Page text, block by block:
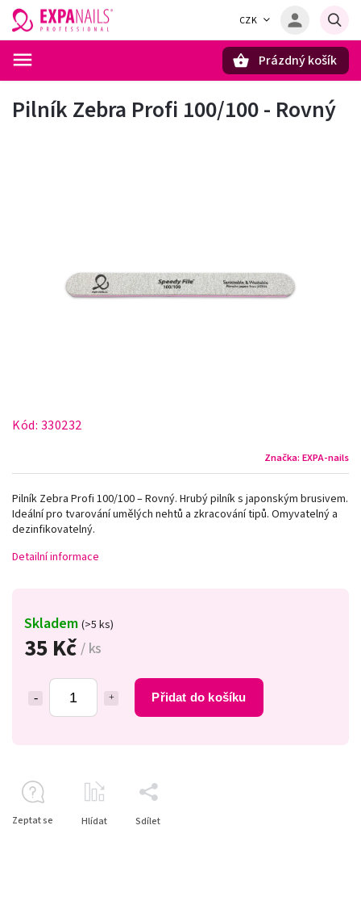
CZK
Prázdný košík
Pilník Zebra Profi 100/100 - Rovný
Kód: 330232
Značka: EXPA-nails
35 Kč/ ks
Přidat do košíku
Skladem (>5 ks)
Pilník Zebra Profi 100/100 – Rovný. Hrubý pilník s japonským brusivem.
Ideální pro tvarování umělých nehtů a zkracování tipů. Omyvatelný a
dezinfikovatelný.
Detailní informace
Zeptat se Hlídat Sdílet